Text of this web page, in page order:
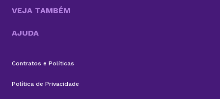
VEJA TAMBÉM
AJUDA
Contratos e Políticas
Política de Privacidade